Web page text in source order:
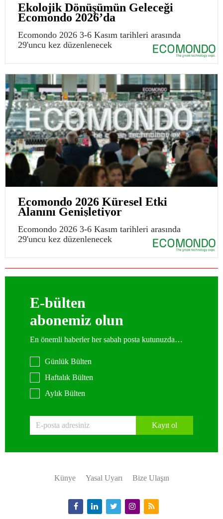
Ekolojik Dönüşümün Geleceği
Ecomondo 2026’da
Ecomondo 2026 3-6 Kasım tarihleri arasında
29'uncu kez düzenlenecek
Ecomondo 2026 Küresel Etki
Alanını Genişletiyor
Ecomondo 2026 3-6 Kasım tarihleri arasında
29'uncu kez düzenlenecek
E-bülten
abonemiz olun
En önemli haberler her sabah posta kutunuzda…
Günlük Bülten
Haftalık Bülten
Aylık Bülten
Kayıt ol
Künye Yasal Uyarı Bize Ulaşın